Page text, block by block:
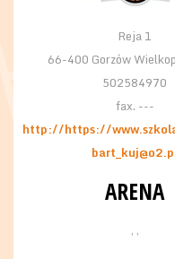
Reja 1
66-400 Gorzów
502584970
fax. ---
http://https://
ARENA
, ,